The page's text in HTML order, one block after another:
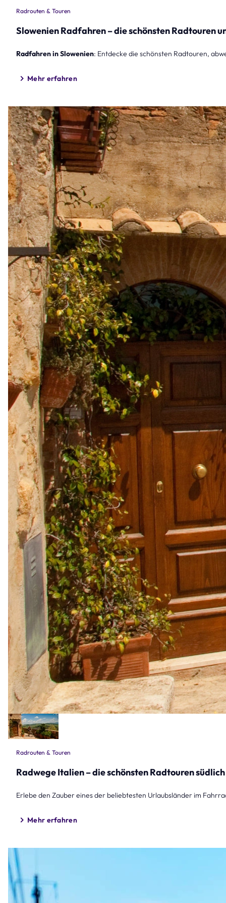
Radrouten & Touren
Slowenien Radfahren – die schönsten Radtouren
Radfahren in Slowenien: Entdecke die schönsten Radtouren,
Mehr erfahren
Radrouten & Touren
Radwege Italien – die schönsten Radtouren
Erlebe den Zauber eines der beliebtesten Urlaubsländer im
Mehr erfahren